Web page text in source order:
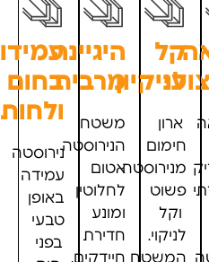
קל
לניקיון
ארון
חימום
מנירוסטה
פשוט
וקל
לניקוי.
המשטח
היגיינה
מרבית
משטח
הנירוסטה
אטום
לחלוטין
ומונע
חדירת
חיידקים,
בחום
ולחות
נירוסטה
עמידה
באופן
טבעי
בפני